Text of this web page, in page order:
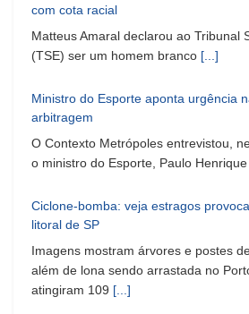
com cota racial
Matteus Amaral declarou ao Tribunal
(TSE) ser um homem branco [...]
Ministro do Esporte aponta urgência
arbitragem
O Contexto Metrópoles entrevistou,
o ministro do Esporte, Paulo
Ciclone-bomba: veja estragos
litoral de SP
Imagens mostram árvores e postes
além de lona sendo arrastada no
atingiram 109 [...]